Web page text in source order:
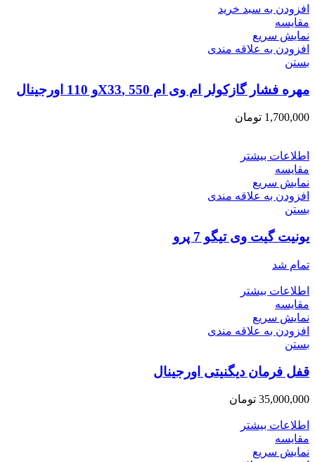
افزودن به سبد خرید
مقایسه
نمایش سریع
افزودن به علاقه مندی
بستن
مهره فشار گازکولر ام وی ام 550 ,X33و 110 اورجینال
1,700,000 تومان
اطلاعات بیشتر
مقایسه
نمایش سریع
افزودن به علاقه مندی
بستن
یونیت گیت وی تیگو 7 پرو
تمام شد
اطلاعات بیشتر
مقایسه
نمایش سریع
افزودن به علاقه مندی
بستن
قفل فرمان دیگنیتی اورجینال
35,000,000 تومان
اطلاعات بیشتر
مقایسه
نمایش سریع